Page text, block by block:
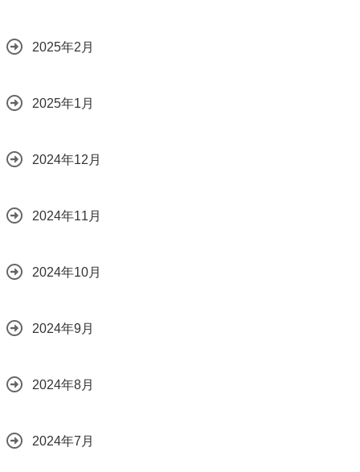
2025年2月
2025年1月
2024年12月
2024年11月
2024年10月
2024年9月
2024年8月
2024年7月